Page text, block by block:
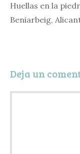
Huellas en la
Beniarbeig,
Deja un